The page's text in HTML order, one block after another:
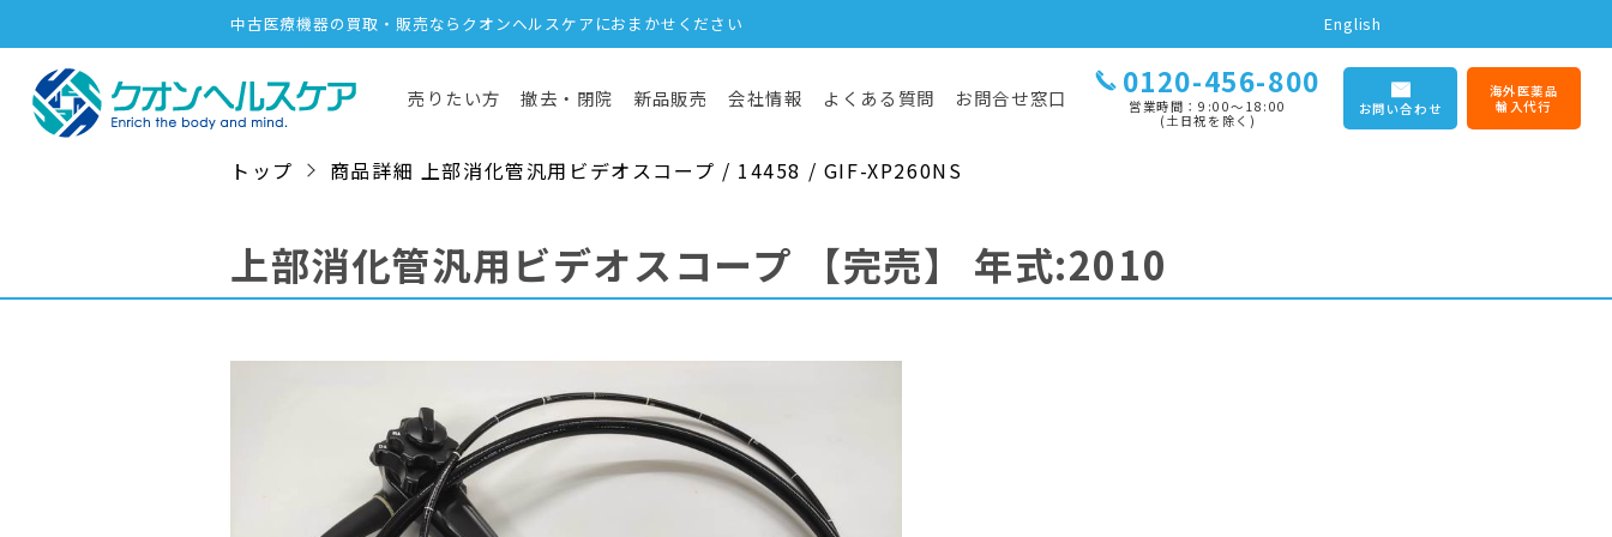
中古医療機器の買取・販売ならクオンヘルスケアにおまかせください English
売りたい方 撤去・閉院 新品販売 会社情報 よくある質問 お問合せ窓口 0120-456-800
営業時間：9:00〜18:00
(土日祝を除く)
お問い合わせ
海外医薬品
輸入代行
トップ 商品詳細 上部消化管汎用ビデオスコープ / 14458 / GIF-XP260NS
上部消化管汎用ビデオスコープ 【完売】 年式:2010